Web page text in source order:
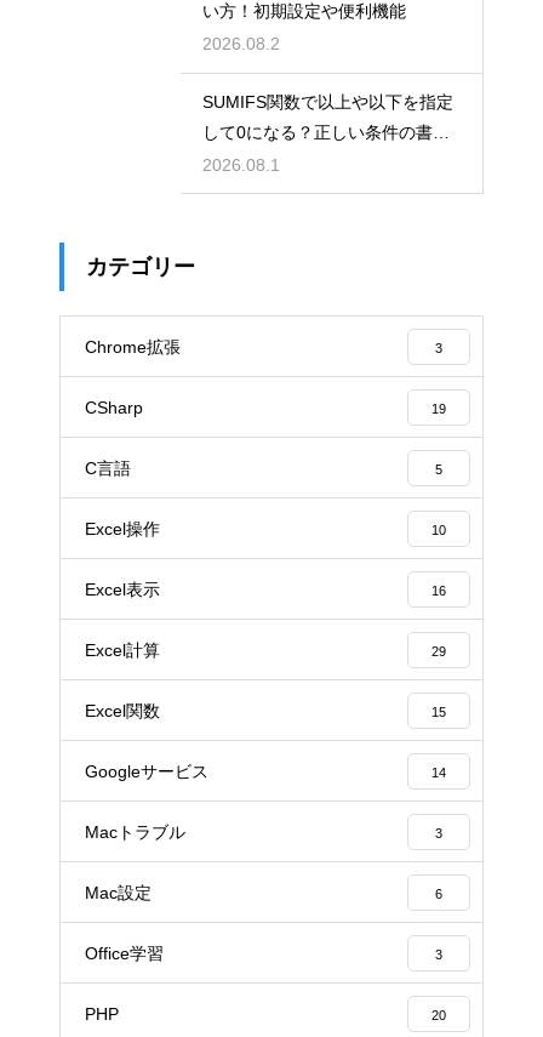
い方！初期設定や便利機能
2026.08.2
SUMIFS関数で以上や以下を指定
して0になる？正しい条件の書き
方
2026.08.1
カテゴリー
Chrome拡張 3
CSharp 19
C言語 5
Excel操作 10
Excel表示 16
Excel計算 29
Excel関数 15
Googleサービス 14
Macトラブル 3
Mac設定 6
Office学習 3
PHP 20